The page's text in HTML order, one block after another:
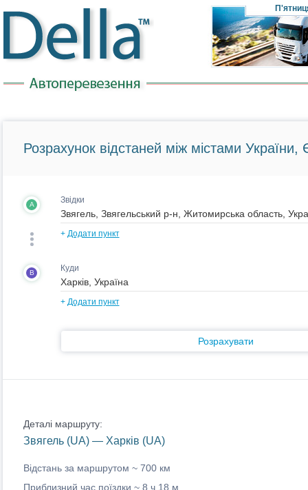
Розрахунок відстаней між містами України,
A Звідки
+ Додати пункт
B Куди
+ Додати пункт
Розрахувати
Деталі маршруту:
Звягель (UA) — Харків (UA)
Відстань за маршрутом ~ 700 км
Приблизний час поїздки ~ 8 ч 18 м